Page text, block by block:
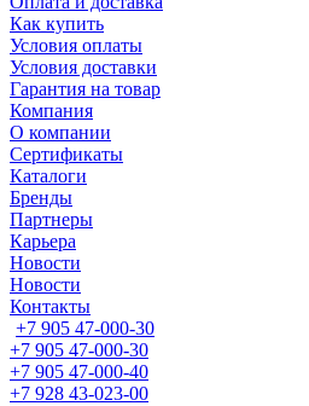
Как купить
Условия оплаты
Условия доставки
Гарантия на товар
Компания
О компании
Сертификаты
Каталоги
Бренды
Партнеры
Карьера
Новости
Новости
Контакты
+7 905 47-000-30
+7 905 47-000-30
+7 905 47-000-40
+7 928 43-023-00